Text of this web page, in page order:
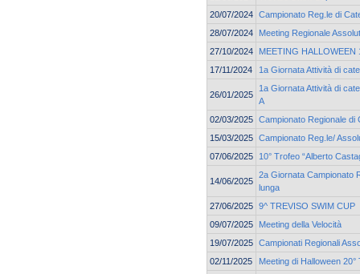
20/07/2024 Campionato Reg.le di
28/07/2024
Meeting Regionale
27/10/2024
MEETING HALLOWEEN
17/11/2024
1a Giornata Attività di
26/01/2025
1a Giornata Attività di
A
02/03/2025 Campionato Regionale di
15/03/2025 Campionato Reg.le/
07/06/2025
10° Trofeo “Alberto
14/06/2025
2a Giornata Campionato
lunga
27/06/2025 9^ TREVISO SWIM CUP
09/07/2025
Meeting della Velocità
19/07/2025 Campionati Regionali
02/11/2025
Meeting di Halloween